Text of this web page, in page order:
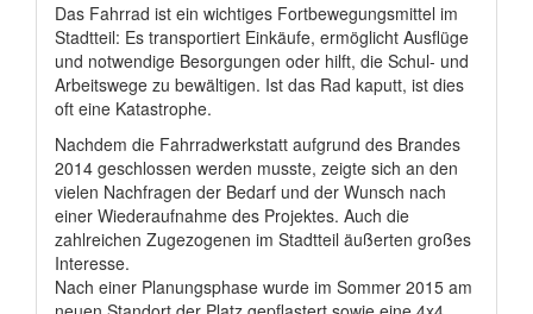
Das Fahrrad ist ein wichtiges Fortbewegungsmittel im
Stadtteil: Es transportiert Einkäufe, ermöglicht Ausflüge
und notwendige Besorgungen oder hilft, die Schul- und
Arbeitswege zu bewältigen. Ist das Rad kaputt, ist dies
oft eine Katastrophe.
Nachdem die Fahrradwerkstatt aufgrund des Brandes
2014 geschlossen werden musste, zeigte sich an den
vielen Nachfragen der Bedarf und der Wunsch nach
einer Wiederaufnahme des Projektes. Auch die
zahlreichen Zugezogenen im Stadtteil äußerten großes
Interesse.
Nach einer Planungsphase wurde im Sommer 2015 am